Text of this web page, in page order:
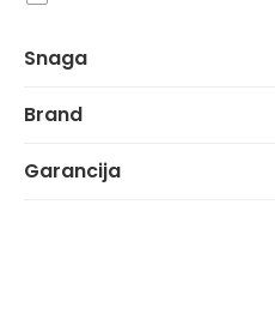
snaga
brand
garancija